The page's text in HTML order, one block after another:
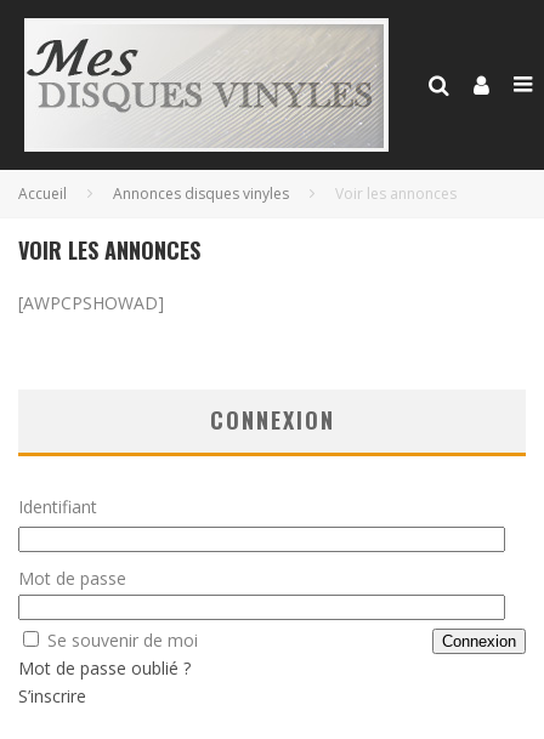
Accueil Annonces disques vinyles Voir les annonces
VOIR LES ANNONCES
[AWPCPSHOWAD]
CONNEXION
Identifiant
Mot de passe
Se souvenir de moi
Mot de passe oublié ?
S’inscrire